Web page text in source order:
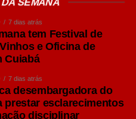
7 dias atrás
tem Festival de
e Oficina de
Cuiabá
7 dias atrás
desembargadora do
prestar esclarecimentos
disciplinar